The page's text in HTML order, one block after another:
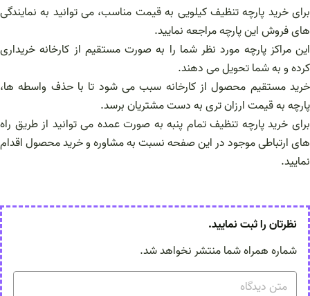
برای خرید پارچه تنظیف کیلویی به قیمت مناسب، می توانید به نمایندگی
های فروش این پارچه مراجعه نمایید.
این مراکز پارچه مورد نظر شما را به صورت مستقیم از کارخانه خریداری
کرده و به شما تحویل می دهند.
خرید مستقیم محصول از کارخانه سبب می شود تا با حذف واسطه ها،
پارچه به قیمت ارزان تری به دست مشتریان برسد.
برای خرید پارچه تنظیف تمام پنبه به صورت عمده می توانید از طریق راه
های ارتباطی موجود در این صفحه نسبت به مشاوره و خرید محصول اقدام
نمایید.
نظرتان را ثبت نمایید.
شماره همراه شما منتشر نخواهد شد.